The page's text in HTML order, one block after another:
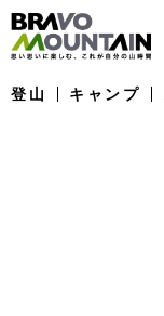
登山 キャンプ